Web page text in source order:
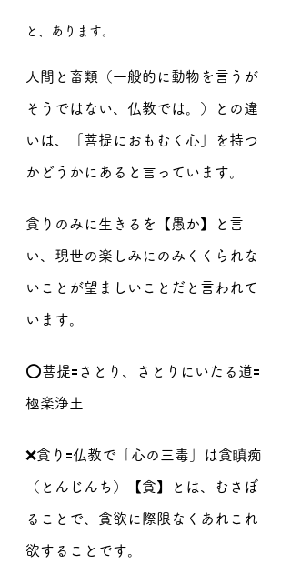
と、あります。
人間と畜類（一般的に動物を言うが
そうではない、仏教では。）との違
いは、「菩提におもむく心」を持つ
かどうかにあると言っています。
貪りのみに生きるを【愚か】と言
い、現世の楽しみにのみくくられな
いことが望ましいことだと言われて
います。
⭕️菩提🟰さとり、さとりにいたる道🟰
極楽浄土
❌貪り🟰仏教で「心の三毒」は貪瞋痴
（とんじんち）【貪】とは、むさぼ
ることで、貪欲に際限なくあれこれ
欲することです。